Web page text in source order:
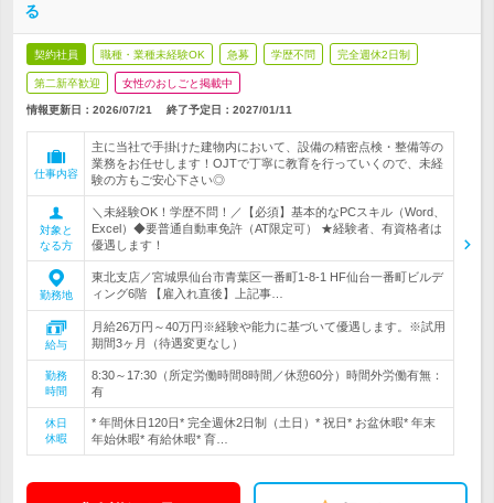
る
契約社員 職種・業種未経験OK 急募 学歴不問 完全週休2日制
第二新卒歓迎 女性のおしごと掲載中
情報更新日：2026/07/21 終了予定日： 2027/01/11
仕事内容
主に当社で手掛けた建物内において、設備の精密点検・整備等の
業務をお任せします！OJTで丁寧に教育を行っていくので、未経
験の方もご安心下さい◎
対象と
なる方
＼未経験OK！学歴不問！／【必須】基本的なPCスキル（Word、
Excel）◆要普通自動車免許（AT限定可） ★経験者、有資格者は
優遇します！
勤務地
東北支店／宮城県仙台市青葉区一番町1-8-1 HF仙台一番町ビルデ
ィング6階 【雇入れ直後】上記事…
給与
月給26万円～40万円※経験や能力に基づいて優遇します。※試用
期間3ヶ月（待遇変更なし）
勤務
時間
8:30～17:30（所定労働時間8時間／休憩60分）時間外労働有無：
有
休日
休暇
* 年間休日120日* 完全週休2日制（土日）* 祝日* お盆休暇* 年末
年始休暇* 有給休暇* 育…